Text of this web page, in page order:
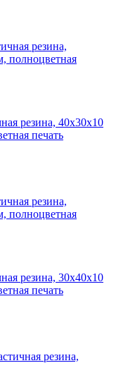
резина, 40х30х10
печать
резина, 30х40х10
печать